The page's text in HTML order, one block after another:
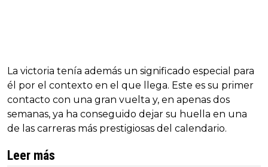
La victoria tenía además un significado especial para
él por el contexto en el que llega. Este es su primer
contacto con una gran vuelta y, en apenas dos
semanas, ya ha conseguido dejar su huella en una
de las carreras más prestigiosas del calendario.
Leer más